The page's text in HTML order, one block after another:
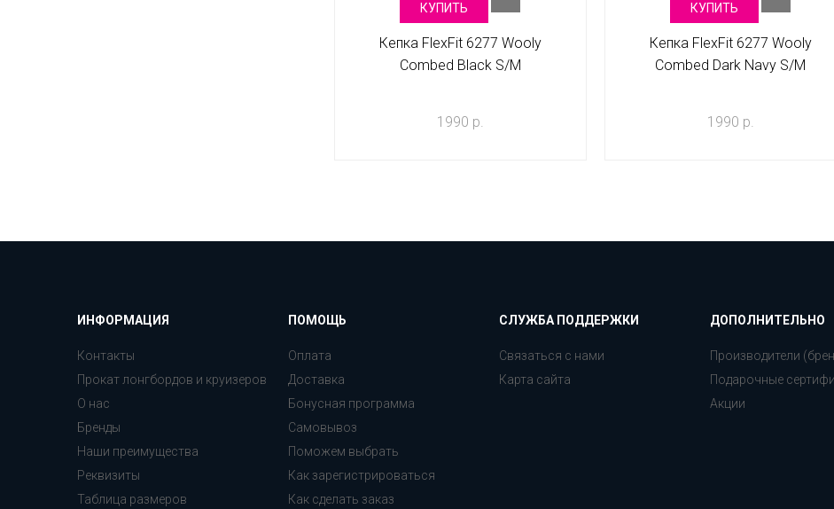
КУПИТЬ
Кепка FlexFit 6277 Wooly
Combed Black S/M
1990 р.
КУПИТЬ
Кепка FlexFit 6277 Wooly
Combed Dark Navy S/M
1990 р.
ИНФОРМАЦИЯ
Контакты
Прокат лонгбордов и круизеров
О нас
Бренды
Наши преимущества
Реквизиты
Таблица размеров
ПОМОЩЬ
Оплата
Доставка
Бонусная программа
Самовывоз
Поможем выбрать
Как зарегистрироваться
Как сделать заказ
СЛУЖБА ПОДДЕРЖКИ
Связаться с нами
Карта сайта
ДОПОЛНИТЕЛЬНО
Производители
Подарочные
Акции